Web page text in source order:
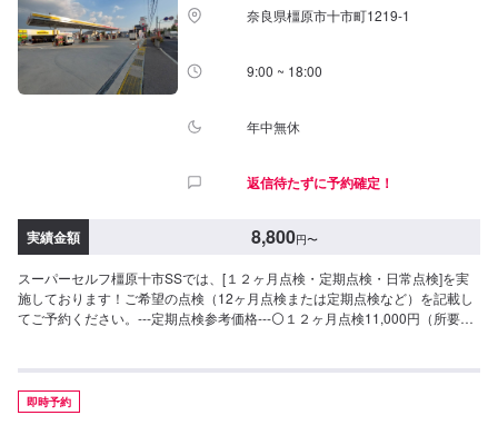
奈良県橿原市十市町1219-1
9:00 ~ 18:00
年中無休
返信待たずに予約確定！
実績金額 8,800円〜
スーパーセルフ橿原十市SSでは、[１２ヶ月点検・定期点検・日常点検]を実
施しております！ご希望の点検（12ヶ月点検または定期点検など）を記載し
てご予約ください。---定期点検参考価格---⚪１２ヶ月点検11,000円（所要時
即時予約